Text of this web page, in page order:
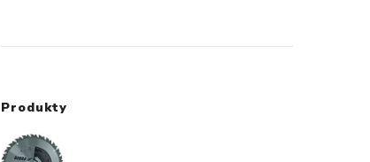
Produkty